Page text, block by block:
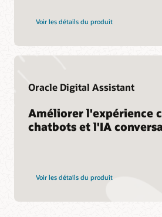
Voir les détails du produit
Oracle Digital Assistant
Améliorer l'expérience
chatbots et l'IA
Voir les détails du produit